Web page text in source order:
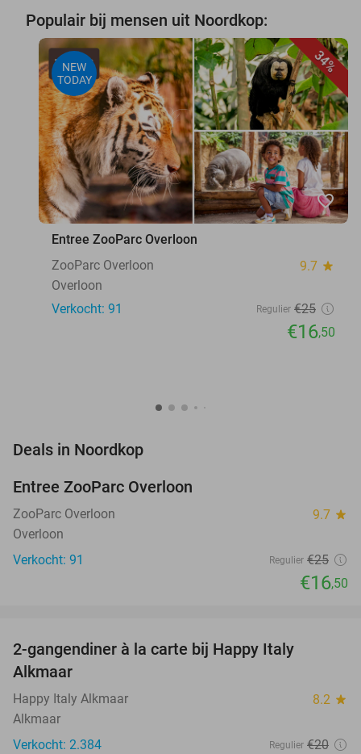
Populair bij mensen uit Noordkop:
34%
NEW
TODAY
favorite_border
Entree ZooParc Overloon
ZooParc Overloon
9.7 star
Overloon
Verkocht: 91
Regulier €25
€16,50
Deals in Noordkop
TODAY
Entree ZooParc Overloon
ZooParc Overloon 9.7 star
Overloon
Verkocht: 91
Regulier €25
€16,50
2-gangendiner à la carte bij Happy Italy
Alkmaar
Happy Italy Alkmaar 8.2 star
Alkmaar
Verkocht: 2.384
Regulier €20